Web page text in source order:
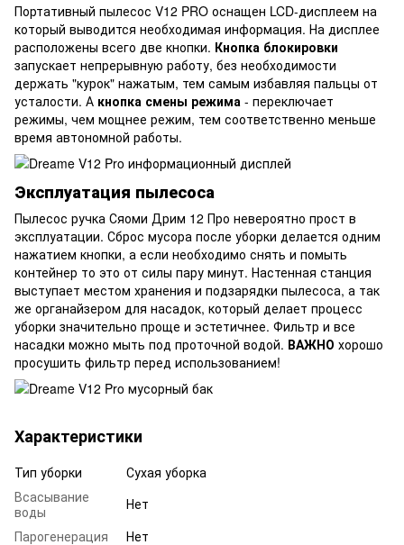
Портативный пылесос V12 PRO оснащен LCD-дисплеем на
который выводится необходимая информация. На дисплее
расположены всего две кнопки. Кнопка блокировки
запускает непрерывную работу, без необходимости
держать "курок" нажатым, тем самым избавляя пальцы от
усталости. А кнопка смены режима - переключает
режимы, чем мощнее режим, тем соответственно меньше
время автономной работы.
Эксплуатация пылесоса
Пылесос ручка Сяоми Дрим 12 Про невероятно прост в
эксплуатации. Сброс мусора после уборки делается одним
нажатием кнопки, а если необходимо снять и помыть
контейнер то это от силы пару минут. Настенная станция
выступает местом хранения и подзарядки пылесоса, а так
же органайзером для насадок, который делает процесс
уборки значительно проще и эстетичнее. Фильтр и все
насадки можно мыть под проточной водой. ВАЖНО хорошо
просушить фильтр перед использованием!
Характеристики
Тип уборки
Сухая уборка
Всасывание
воды
Нет
Парогенерация
Нет